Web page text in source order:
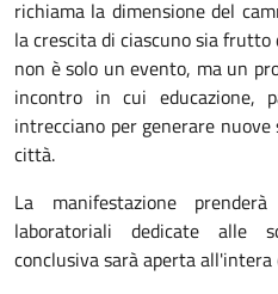
richiama la dimensione del
la crescita di ciascuno sia
non è solo un evento, ma un
incontro in cui educazione,
intrecciano per generare
città.
La manifestazione
laboratoriali dedicate alle
conclusiva sarà aperta